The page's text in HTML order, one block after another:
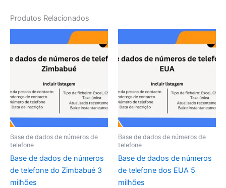
Produtos Relacionados
Base de dados de números de
telefone
Base de dados de números
de telefone do Zimbabué 3
milhões
Base de dados de números de
telefone
Base de dados de números
de telefone dos EUA 5
milhões